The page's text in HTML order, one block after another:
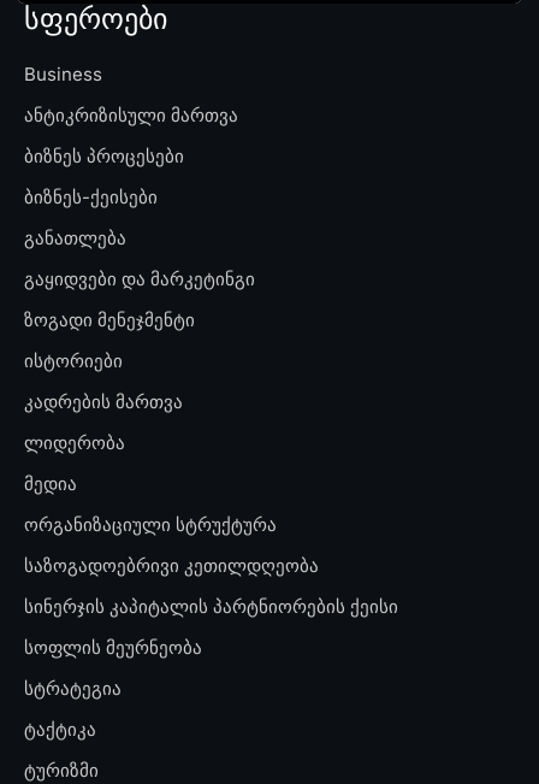
სფეროები
Business
ანტიკრიზისული მართვა
ბიზნეს პროცესები
ბიზნეს-ქეისები
განათლება
გაყიდვები და მარკეტინგი
ზოგადი მენეჯმენტი
ისტორიები
კადრების მართვა
ლიდერობა
მედია
ორგანიზაციული სტრუქტურა
საზოგადოებრივი კეთილდღეობა
სინერჯის კაპიტალის პარტნიორების ქეისი
სოფლის მეურნეობა
სტრატეგია
ტაქტიკა
ტურიზმი